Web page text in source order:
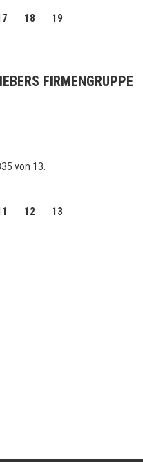
18 19
FIRMENGRUPPE
von 13.
12 13